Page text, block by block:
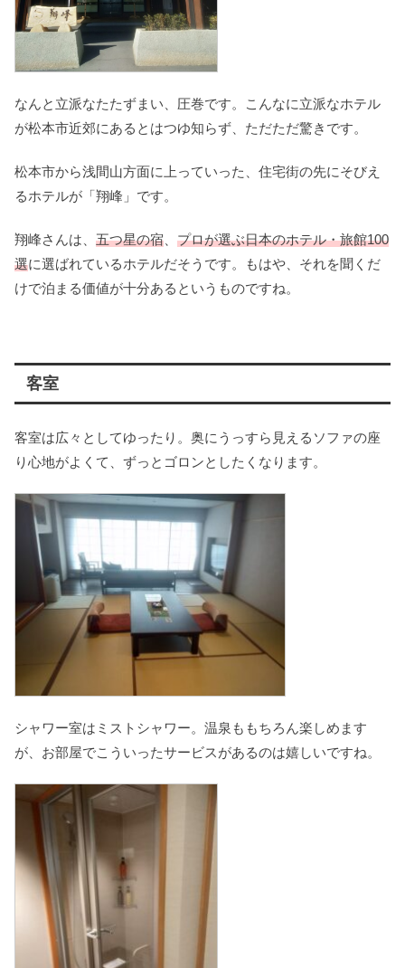
なんと立派なたたずまい、圧巻です。こんなに立派なホテル
が松本市近郊にあるとはつゆ知らず、ただただ驚きです。
松本市から浅間山方面に上っていった、住宅街の先にそびえ
るホテルが「翔峰」です。
翔峰さんは、 五つ星の宿
プロが選ぶ日本のホテル・旅館100
選に選ばれているホテルだそうです。もはや、それを聞くだ
けで泊まる価値が十分あるというものですね。
客室
客室は広々としてゆったり。奥にうっすら見えるソファの座
り心地がよくて、ずっとゴロンとしたくなります。
シャワー室はミストシャワー。温泉ももちろん楽しめます
が、お部屋でこういったサービスがあるのは嬉しいですね。